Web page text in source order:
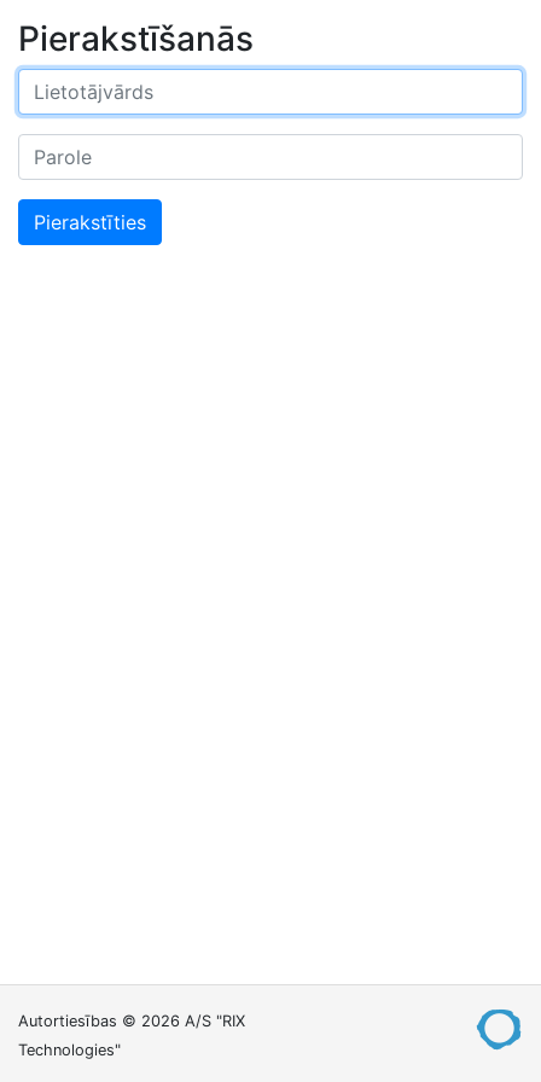
Pierakstīšanās
Pierakstīties
Autortiesības © 2026 A/S "RIX
Technologies"